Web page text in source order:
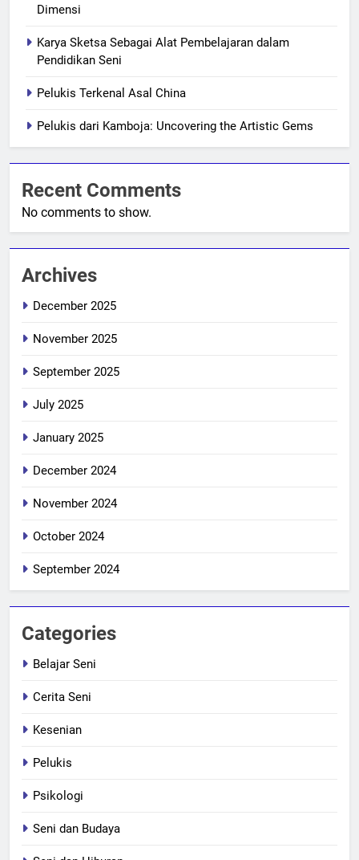
Dimensi
Karya Sketsa Sebagai Alat Pembelajaran dalam
Pendidikan Seni
Pelukis Terkenal Asal China
Pelukis dari Kamboja: Uncovering the Artistic Gems
Recent Comments
No comments to show.
Archives
December 2025
November 2025
September 2025
July 2025
January 2025
December 2024
November 2024
October 2024
September 2024
Categories
Belajar Seni
Cerita Seni
Kesenian
Pelukis
Psikologi
Seni dan Budaya